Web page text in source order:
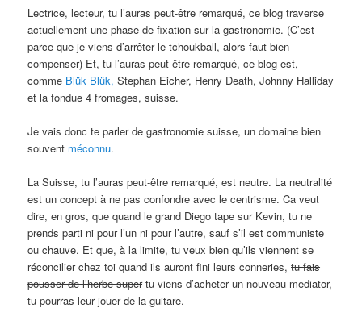
Lectrice, lecteur, tu l’auras peut-être remarqué, ce blog traverse
actuellement une phase de fixation sur la gastronomie. (C’est
parce que je viens d’arrêter le tchoukball, alors faut bien
compenser) Et, tu l’auras peut-être remarqué, ce blog est,
comme Blük Blük, Stephan Eicher, Henry Death, Johnny Halliday
et la fondue 4 fromages, suisse.
Je vais donc te parler de gastronomie suisse, un domaine bien
souvent méconnu.
La Suisse, tu l’auras peut-être remarqué, est neutre. La neutralité
est un concept à ne pas confondre avec le centrisme. Ca veut
dire, en gros, que quand le grand Diego tape sur Kevin, tu ne
prends parti ni pour l’un ni pour l’autre, sauf s’il est communiste
ou chauve. Et que, à la limite, tu veux bien qu’ils viennent se
réconcilier chez toi quand ils auront fini leurs conneries,tu fais
pousser de l’herbe supertu viens d’acheter un nouveau mediator,
tu pourras leur jouer de la guitare.